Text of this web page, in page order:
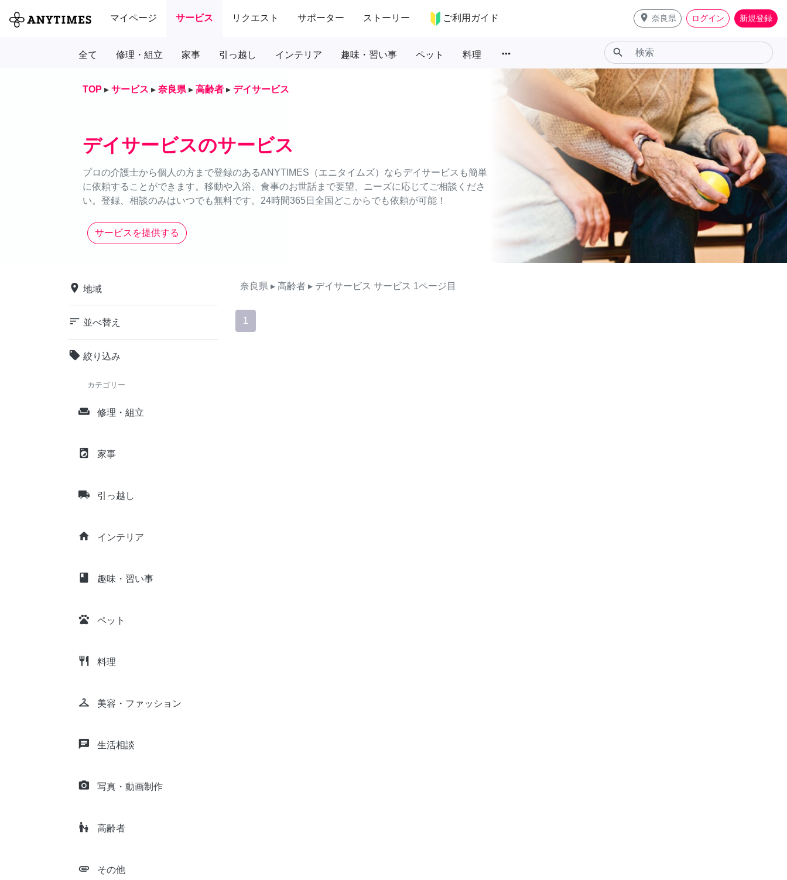
マイページ サービス リクエスト サポーター ストーリー ご利用ガイド place 奈良県 ログイン 新規登録
全て 修理・組立 家事 引っ越し インテリア 趣味・習い事 ペット 料理 more_horiz search
TOP ▸ サービス ▸ 奈良県 ▸ 高齢者 ▸ デイサービス
デイサービスのサービス
プロの介護士から個人の方まで登録のあるANYTIMES（エニタイムズ）ならデイサービスも簡単
に依頼することができます。移動や入浴、食事のお世話まで要望、ニーズに応じてご相談くださ
い。登録、相談のみはいつでも無料です。24時間365日全国どこからでも依頼が可能！
サービスを提供する
place 地域
sort 並べ替え
local_offer 絞り込み
カテゴリー
weekend 修理・組立
local_laundry_service 家事
local_shipping 引っ越し
home インテリア
class 趣味・習い事
pets ペット
restaurant 料理
checkroom 美容・ファッション
chat 生活相談
camera_alt 写真・動画制作
escalator_warning 高齢者
attachment その他
奈良県 ▸ 高齢者 ▸ デイサービス サービス 1ページ目
1